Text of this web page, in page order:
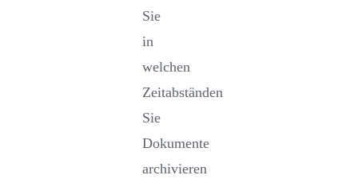
Sie
in
welchen
Zeitabständen
Sie
Dokumente
archivieren